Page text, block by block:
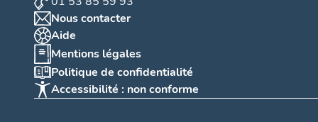
Nous contacter
Aide
Mentions légales
Politique de confidentialité
Accessibilité : non conforme